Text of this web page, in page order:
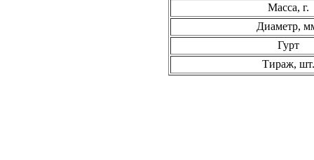
Масса, г.
Диаметр,
Гурт
Тираж, шт.